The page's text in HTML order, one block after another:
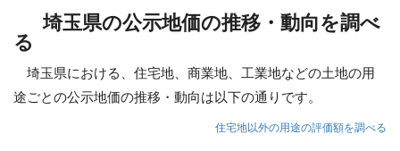
埼玉県の公示地価の推移・動向を調べ
る
埼玉県における、住宅地、商業地、工業地などの土地の用
途ごとの公示地価の推移・動向は以下の通りです。
住宅地以外の用途の評価額を調べる